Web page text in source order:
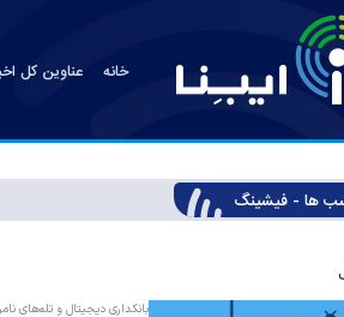
خانه عناوین کل
ها - فیشینگ
بانکداری دیجیتال و تله‌های